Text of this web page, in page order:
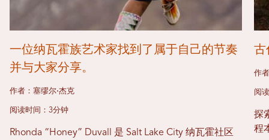
一位纳瓦霍族艺术家找到了属于自己的节奏
并与大家分享。
作者：塞缪尔·杰克
阅读时间：3分钟
Rhonda “Honey” Duvall 是 Salt Lake City 纳瓦霍社区
古
作
阅
探
程